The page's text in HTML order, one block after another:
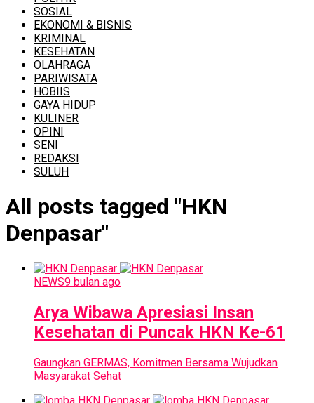
SOSIAL
EKONOMI & BISNIS
KRIMINAL
KESEHATAN
OLAHRAGA
PARIWISATA
HOBIIS
GAYA HIDUP
KULINER
OPINI
SENI
REDAKSI
SULUH
All posts tagged "HKN
Denpasar"
NEWS9 bulan ago
Arya Wibawa Apresiasi Insan
Kesehatan di Puncak HKN Ke-61
Gaungkan GERMAS, Komitmen Bersama Wujudkan
Masyarakat Sehat